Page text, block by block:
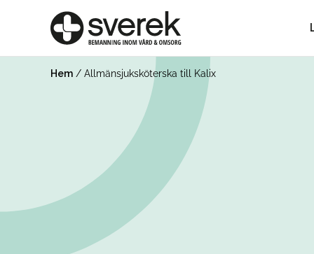
Hem / Allmänsjuksköterska till Kalix